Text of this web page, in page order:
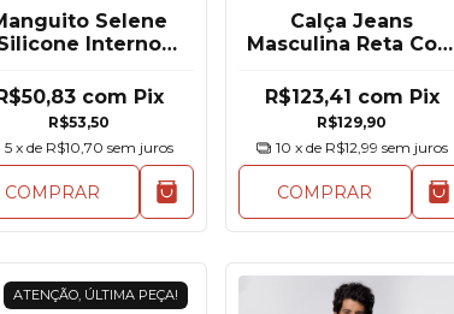
Selene
Interno
R$53,50
R$50,83 com Pix
5 x de R$10,70 sem juros
COMPRAR
Calça Jeans
Masculina Reta Com
R$129,90
R$123,41 com Pix
10 x de R$12,99 sem juros
COMPRAR
ATENÇÃO, ÚLTIMA PEÇA!